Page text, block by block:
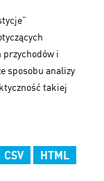
przychodów i
sposobu analizy
takiej
CSV HTML